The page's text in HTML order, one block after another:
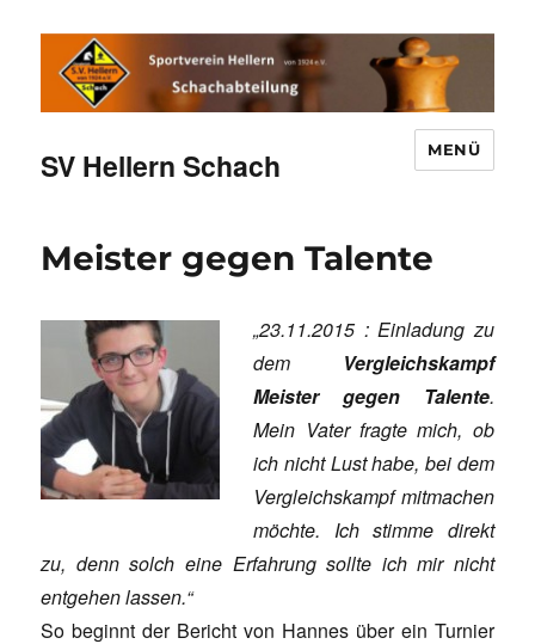
SV Hellern Schach MENÜ
Meister gegen Talente
„23.11.2015 : Einladung zu
dem
Vergleichskampf
Meister gegen Talente.
Mein Vater fragte mich, ob
ich nicht Lust habe, bei dem
Vergleichskampf mitmachen
möchte. Ich stimme direkt
zu, denn solch eine Erfahrung sollte ich mir nicht
entgehen lassen.“
So beginnt der Bericht von Hannes über ein Turnier